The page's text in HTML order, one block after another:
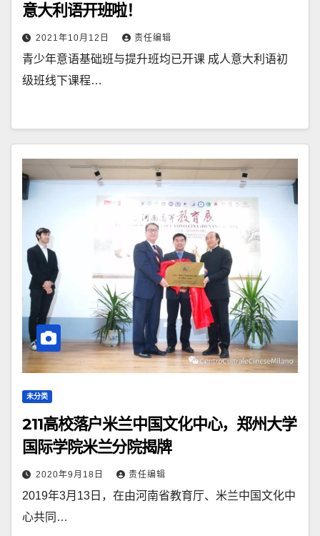
意大利语开班啦！
2021年10月12日 责任编辑
青少年意语基础班与提升班均已开课 成人意大利语初
级班线下课程…
未分类
211高校落户米兰中国文化中心，郑州大学
国际学院米兰分院揭牌
2020年9月18日 责任编辑
2019年3月13日，在由河南省教育厅、米兰中国文化中
心共同…